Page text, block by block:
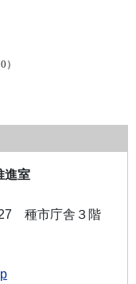
）
進室
種市庁舎３階